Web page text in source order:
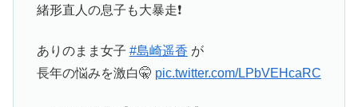
緒形直人の息子も大暴走❗️
ありのまま女子 #島崎遥香 が
長年の悩みを激白🤫 pic.twitter.com/LPbVEHcaRC